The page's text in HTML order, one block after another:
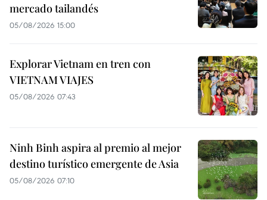
mercado tailandés
05/08/2026 15:00
Explorar Vietnam en tren con
VIETNAM VIAJES
05/08/2026 07:43
Ninh Binh aspira al premio al mejor
destino turístico emergente de Asia
05/08/2026 07:10